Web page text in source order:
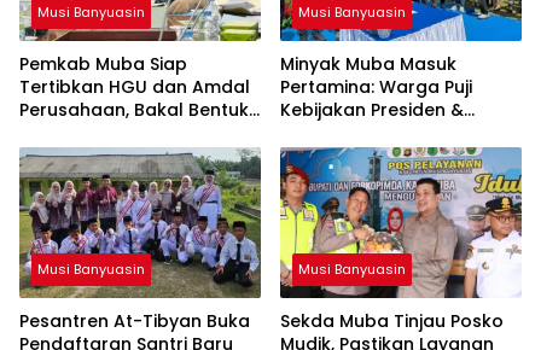
Musi Banyuasin
Pemkab Muba Siap
Tertibkan HGU dan Amdal
Perusahaan, Bakal Bentuk
Musi Banyuasin
Minyak Muba Masuk
Pertamina: Warga Puji
Kebijakan Presiden &
Musi Banyuasin
Pesantren At-Tibyan Buka
Pendaftaran Santri Baru
Musi Banyuasin
Sekda Muba Tinjau Posko
Mudik, Pastikan Layanan